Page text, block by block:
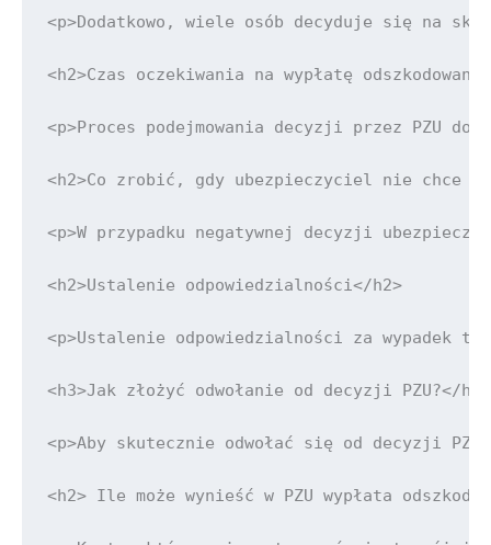
<p>Dodatkowo, wiele osób decyduje się na
<h2>Czas oczekiwania na wypłatę
<p>Proces podejmowania decyzji przez PZU
<h2>Co zrobić, gdy ubezpieczyciel nie chce
<p>W przypadku negatywnej decyzji
<h2>Ustalenie odpowiedzialności</h2>
<p>Ustalenie odpowiedzialności za wypadek
<h3>Jak złożyć odwołanie od decyzji PZU?</h3>
<p>Aby skutecznie odwołać się od decyzji
<h2> Ile może wynieść w PZU wypłata